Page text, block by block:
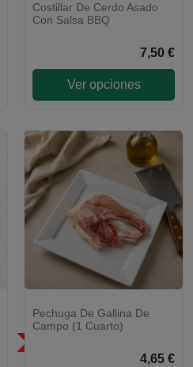
¡GUARNICIÓN A ELEGIR!
Costillar De Cerdo Asado
Con Salsa BBQ
7,50 €
Ver opciones
Pechuga De Gallina De
Campo (1 Cuarto)
4,65 €